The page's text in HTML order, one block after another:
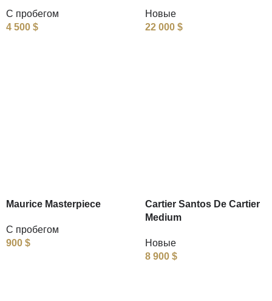
С пробегом
4 500 $
Новые
22 000 $
Maurice Masterpiece
С пробегом
900 $
Cartier Santos De Cartier
Medium
Новые
8 900 $